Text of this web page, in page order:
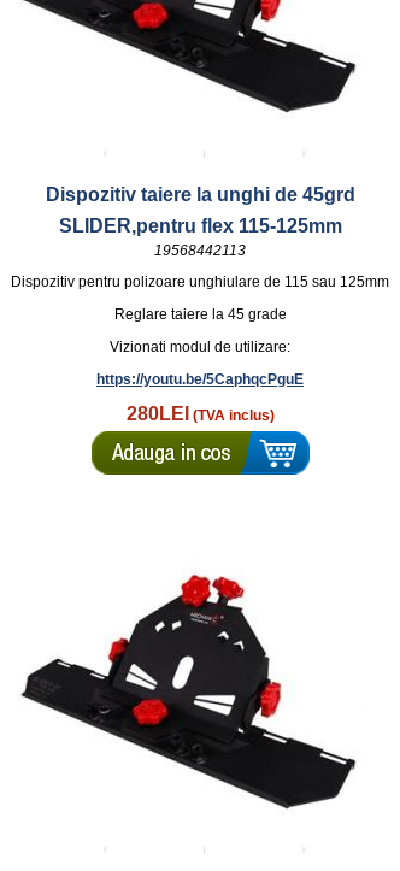
Dispozitiv taiere la unghi de 45grd
SLIDER,pentru flex 115-125mm
19568442113
Dispozitiv pentru polizoare unghiulare de 115 sau 125mm
Reglare taiere la 45 grade
Vizionati modul de utilizare:
https://youtu.be/5CaphqcPguE
280LEI (TVA inclus)